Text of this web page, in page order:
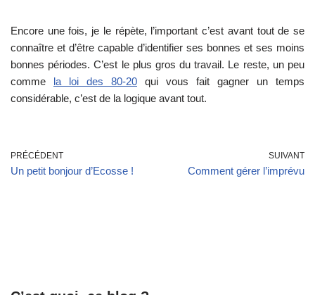
Encore une fois, je le répète, l’important c’est avant tout de se
connaître et d’être capable d’identifier ses bonnes et ses moins
bonnes périodes. C’est le plus gros du travail. Le reste, un peu
comme la loi des 80-20 qui vous fait gagner un temps
considérable, c’est de la logique avant tout.
PRÉCÉDENT
Un petit bonjour d’Ecosse !
SUIVANT
Comment gérer l’imprévu